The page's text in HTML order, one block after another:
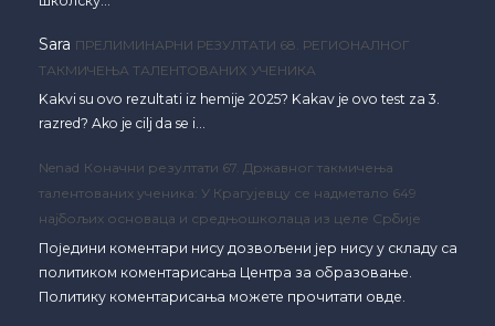
Sara ПРЕЛИМИНАРНИ РЕЗУЛТАТИ 68. РЕГИОНАЛНОГ
ТАКМИЧЕЊА ТАЛЕНТОВАНИХ УЧЕНИКА
Kakvi su ovo rezultati iz hemije 2025? Kakav je ovo test za 3.
razred? Ako je cilj da se i…
Nenad Коначни резултати 67. Државног такмичења
талентованих ученика: У Крагујевцу се надметало 649
најбољих основаца и средњошколаца из целе Србије
Поједини коментари нису дозвољени јер нису у складу са
политиком коментарисања Центра за образовање.
Политику коментарисања можете прочитати овде.